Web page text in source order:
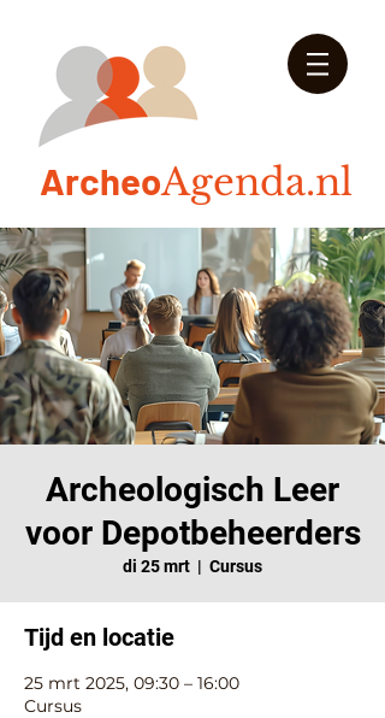
ArcheoAgenda.nl
Archeologisch Leer
voor Depotbeheerders
di 25 mrt
  |
Cursus
Tijd en locatie
25 mrt 2025, 09:30 – 16:00
Cursus